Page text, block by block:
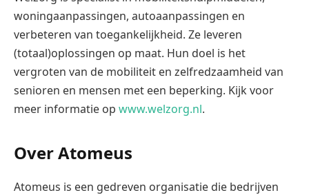
woningaanpassingen, autoaanpassingen en
verbeteren van toegankelijkheid. Ze leveren
(totaal)oplossingen op maat. Hun doel is het
vergroten van de mobiliteit en zelfredzaamheid van
senioren en mensen met een beperking. Kijk voor
meer informatie op www.welzorg.nl.
Over Atomeus
Atomeus is een gedreven organisatie die bedrijven